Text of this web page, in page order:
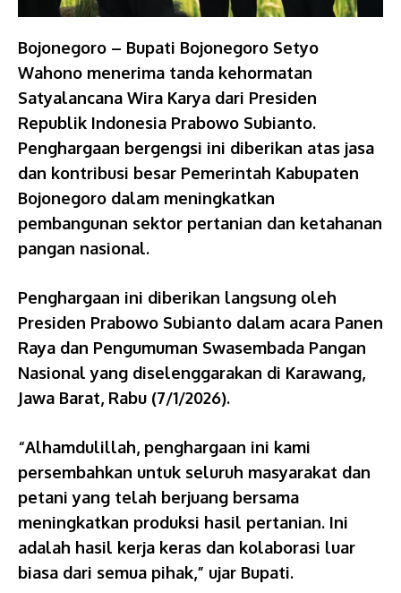
Bojonegoro – Bupati Bojonegoro Setyo
Wahono menerima tanda kehormatan
Satyalancana Wira Karya dari Presiden
Republik Indonesia Prabowo Subianto.
Penghargaan bergengsi ini diberikan atas jasa
dan kontribusi besar Pemerintah Kabupaten
Bojonegoro dalam meningkatkan
pembangunan sektor pertanian dan ketahanan
pangan nasional.
Penghargaan ini diberikan langsung oleh
Presiden Prabowo Subianto dalam acara Panen
Raya dan Pengumuman Swasembada Pangan
Nasional yang diselenggarakan di Karawang,
Jawa Barat, Rabu (7/1/2026).
“Alhamdulillah, penghargaan ini kami
persembahkan untuk seluruh masyarakat dan
petani yang telah berjuang bersama
meningkatkan produksi hasil pertanian. Ini
adalah hasil kerja keras dan kolaborasi luar
biasa dari semua pihak,” ujar Bupati.